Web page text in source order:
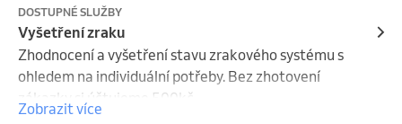
DOSTUPNÉ SLUŽBY
Vyšetření zraku
Zhodnocení a vyšetření stavu zrakového systému s
ohledem na individuální potřeby. Bez zhotovení
zákazky si účtujeme 500kč.
Zobrazit více